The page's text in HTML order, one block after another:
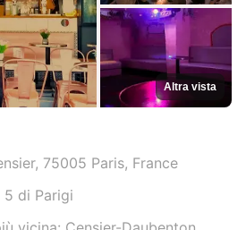
Altra vista
75005 Paris, France
5 di Parigi